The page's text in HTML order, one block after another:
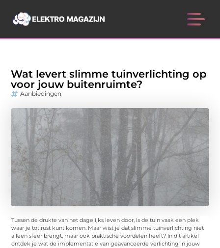
Wat levert slimme tuinverlichting op
voor jouw buitenruimte?
Aanbiedingen
Tussen de drukte van het dagelijks leven door, is de tuin vaak een plek
waar je tot rust kunt komen. Maar wist je dat slimme tuinverlichting niet
alleen sfeer brengt, maar ook praktische voordelen heeft? In dit artikel
ontdek je wat de implementatie van geavanceerde verlichting in jouw